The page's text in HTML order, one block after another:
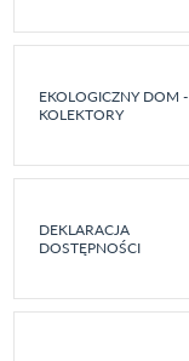
EKOLOGICZNY DOM -
KOLEKTORY
DEKLARACJA
DOSTĘPNOŚCI